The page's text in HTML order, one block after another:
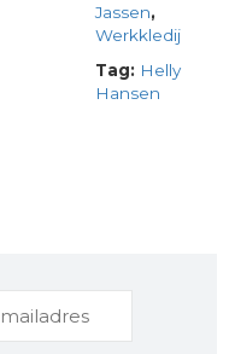
Jassen,
Werkkledij
Tag: Helly
Hansen